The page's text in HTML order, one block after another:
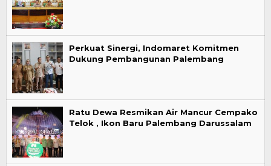
Perkuat Sinergi, Indomaret Komitmen
Dukung Pembangunan Palembang
Ratu Dewa Resmikan Air Mancur Cempako
Telok , Ikon Baru Palembang Darussalam